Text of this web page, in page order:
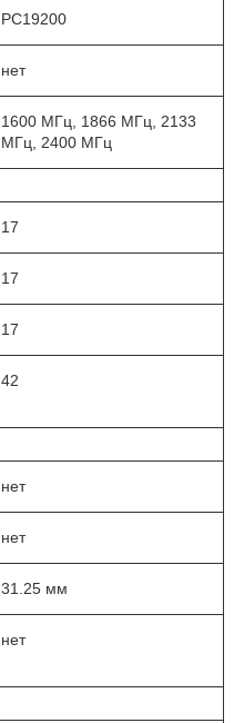
PC19200
нет
1600 МГц, 1866 МГц, 2133
МГц, 2400 МГц
17
17
17
42
нет
нет
31.25 мм
нет